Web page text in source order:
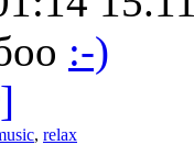
:-)
, relax